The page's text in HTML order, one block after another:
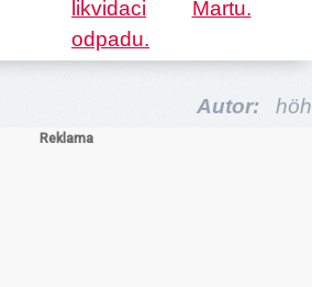
Autor: höh